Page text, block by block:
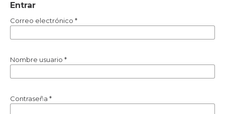
Entrar
Correo electrónico *
Nombre usuario *
Contraseña *